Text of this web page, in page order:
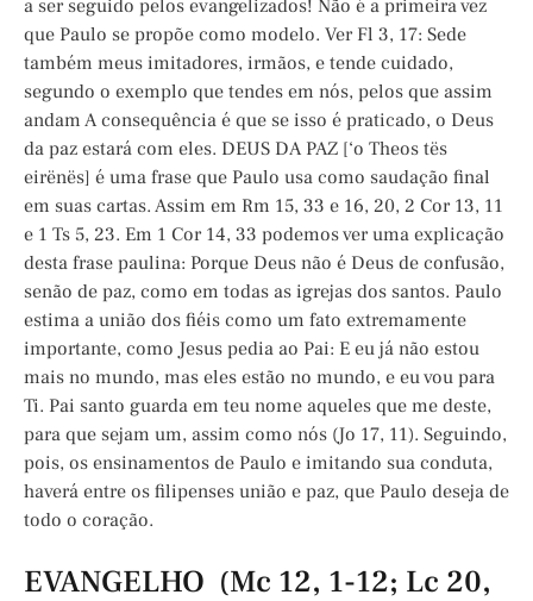
a ser seguido pelos evangelizados! Não é a primeira vez
que Paulo se propõe como modelo. Ver Fl 3, 17: Sede
também meus imitadores, irmãos, e tende cuidado,
segundo o exemplo que tendes em nós, pelos que assim
andam A consequência é que se isso é praticado, o Deus
da paz estará com eles. DEUS DA PAZ [‘o Theos tës
eirënës] é uma frase que Paulo usa como saudação final
em suas cartas. Assim em Rm 15, 33 e 16, 20, 2 Cor 13, 11
e 1 Ts 5, 23. Em 1 Cor 14, 33 podemos ver uma explicação
desta frase paulina: Porque Deus não é Deus de confusão,
senão de paz, como em todas as igrejas dos santos. Paulo
estima a união dos fiéis como um fato extremamente
importante, como Jesus pedia ao Pai: E eu já não estou
mais no mundo, mas eles estão no mundo, e eu vou para
Ti. Pai santo guarda em teu nome aqueles que me deste,
para que sejam um, assim como nós (Jo 17, 11). Seguindo,
pois, os ensinamentos de Paulo e imitando sua conduta,
haverá entre os filipenses união e paz, que Paulo deseja de
todo o coração.
EVANGELHO (Mc 12, 1-12; Lc 20,